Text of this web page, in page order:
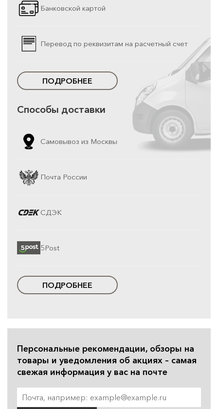
Банковской картой
Перевод по реквизитам на расчетный счет
ПОДРОБНЕЕ
Способы доставки
Самовывоз из Москвы
Почта России
СДЭК
5Post
ПОДРОБНЕЕ
Персональные рекомендации, обзоры на
товары и уведомления об акциях – самая
свежая информация у вас на почте